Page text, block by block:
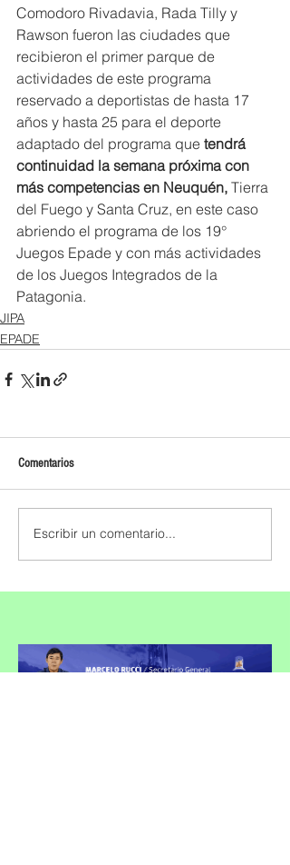
Comodoro Rivadavia, Rada Tilly y
Rawson fueron las ciudades que
recibieron el primer parque de
actividades de este programa
reservado a deportistas de hasta 17
años y hasta 25 para el deporte
adaptado del programa que tendrá
continuidad la semana próxima con
más competencias en Neuquén, Tierra
del Fuego y Santa Cruz, en este caso
abriendo el programa de los 19°
Juegos Epade y con más actividades
de los Juegos Integrados de la
Patagonia.
JIPA
EPADE
Comentarios
Escribir un comentario...